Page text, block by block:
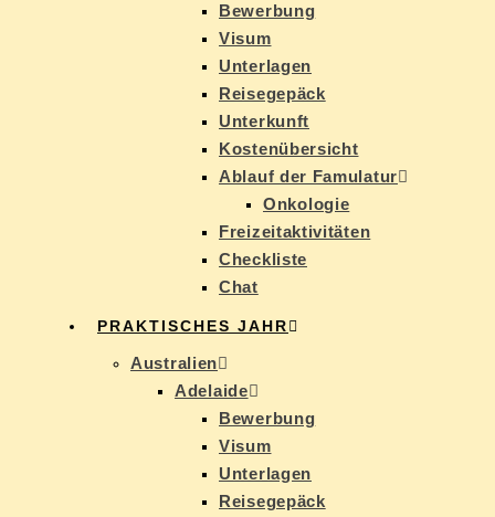
Be­wer­bung
Vi­sum
Un­ter­la­gen
Rei­se­ge­päck
Un­ter­kunft
Kos­ten­über­sicht
Ab­lauf der Famulatur
On­ko­lo­gie
Frei­zeit­ak­ti­vi­tä­ten
Check­lis­te
Chat
PRAK­TI­SCHES JAHR
Aus­tra­li­en
Ade­lai­de
Be­wer­bung
Vi­sum
Un­ter­la­gen
Rei­se­ge­päck